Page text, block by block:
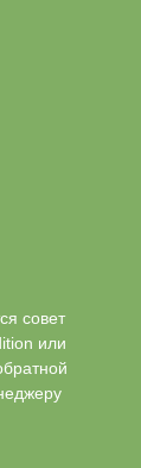
совет
или